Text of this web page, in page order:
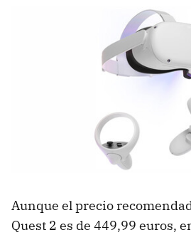
Aunque el precio
Quest 2 es de 449,99 euros,